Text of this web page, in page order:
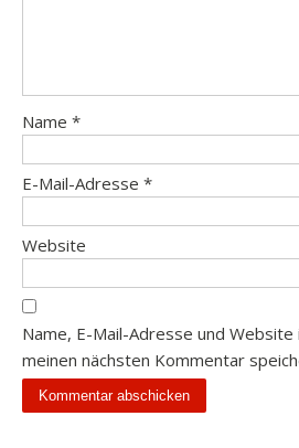
Name *
E-Mail-Adresse *
Website
Name, E-Mail-Adresse und
meinen nächsten Kommentar